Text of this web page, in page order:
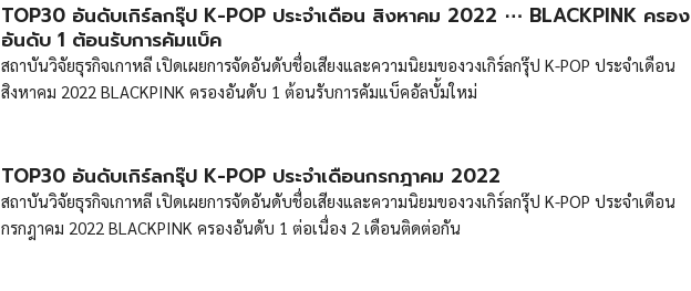
TOP30 อันดับเกิร์ลกรุ๊ป K-POP ประจำเดือน สิงหาคม 2022 ⋯ BLACKPINK ครอง
อันดับ 1 ต้อนรับการคัมแบ็ค
สถาบันวิจัยธุรกิจเกาหลี เปิดเผยการจัดอันดับชื่อเสียงและความนิยมของวงเกิร์ลกรุ๊ป K-POP ประจำเดือน
สิงหาคม 2022 BLACKPINK ครองอันดับ 1 ต้อนรับการคัมแบ็คอัลบั้มใหม่
TOP30 อันดับเกิร์ลกรุ๊ป K-POP ประจำเดือนกรกฎาคม 2022
สถาบันวิจัยธุรกิจเกาหลี เปิดเผยการจัดอันดับชื่อเสียงและความนิยมของวงเกิร์ลกรุ๊ป K-POP ประจำเดือน
กรกฎาคม 2022 BLACKPINK ครองอันดับ 1 ต่อเนื่อง 2 เดือนติดต่อกัน